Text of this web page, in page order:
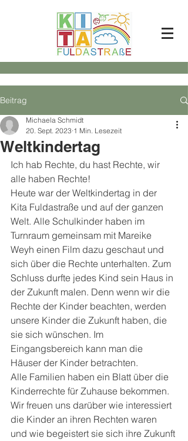
Beitrag
Weltkindertag
Michaela Schmidt
20. Sept. 2023 1 Min. Lesezeit
Ich hab Rechte, du hast Rechte, wir
alle haben Rechte!
Heute war der Weltkindertag in der
Kita Fuldastraße und auf der ganzen
Welt. Alle Schulkinder haben im
Turnraum gemeinsam mit Mareike
Weyh einen Film dazu geschaut und
sich über die Rechte unterhalten. Zum
Schluss durfte jedes Kind sein Haus in
der Zukunft malen. Denn wenn wir die
Rechte der Kinder beachten, werden
unsere Kinder die Zukunft haben, die
sie sich wünschen. Im
Eingangsbereich kann man die
Häuser der Kinder betrachten.
Alle Familien haben ein Blatt über die
Kinderrechte für Zuhause bekommen.
Wir freuen uns darüber wie interessiert
die Kinder an ihren Rechten waren
und wie begeistert sie sich ihre Zukunft